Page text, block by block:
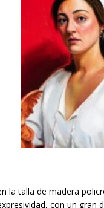
la talla de madera
con un gran